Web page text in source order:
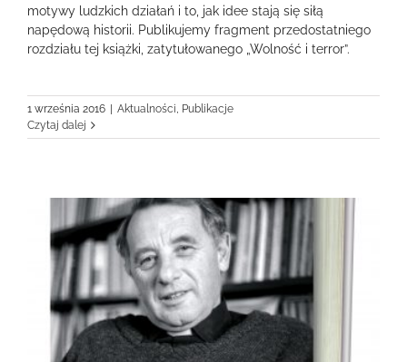
motywy ludzkich działań i to, jak idee stają się siłą
napędową historii. Publikujemy fragment przedostatniego
rozdziału tej książki, zatytułowanego „Wolność i terror”.
1 września 2016 Aktualności, Publikacje
Czytaj dalej